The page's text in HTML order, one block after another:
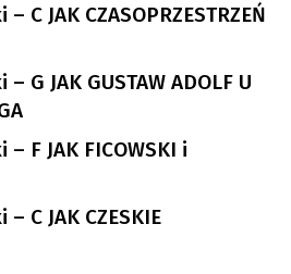
C JAK CZASOPRZESTRZEŃ
G JAK GUSTAW ADOLF U
F JAK FICOWSKI i
C JAK CZESKIE